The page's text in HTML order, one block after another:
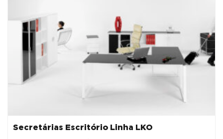
Secretárias Escritório Linha LKO